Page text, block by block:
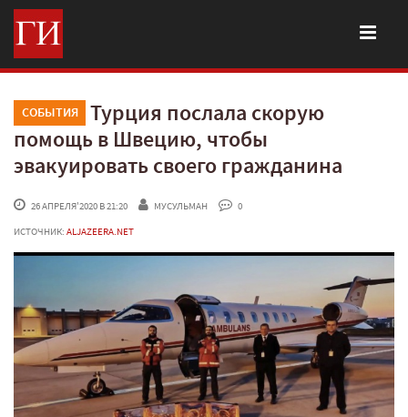
СОБЫТИЯ
Турция послала скорую
помощь в Швецию, чтобы
эвакуировать своего гражданина
26 АПРЕЛЯ'2020 В 21:20 МУСУЛЬМАН
0
ИСТОЧНИК: ALJAZEERA.NET